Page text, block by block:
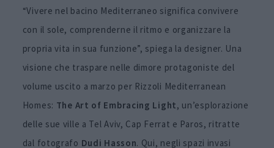
“Vivere nel bacino Mediterraneo significa convivere
con il sole, comprenderne il ritmo e organizzare la
propria vita in sua funzione”, spiega la designer. Una
visione che traspare nelle dimore protagoniste del
volume uscito a marzo per Rizzoli Mediterranean
Homes: The Art of Embracing Light, un’esplorazione
delle sue ville a Tel Aviv, Cap Ferrat e Paros, ritratte
dal fotografo Dudi Hasson. Qui, negli spazi invasi